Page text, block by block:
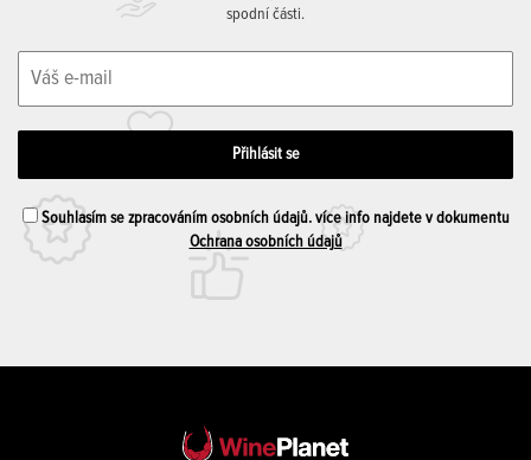
spodní části.
Souhlasím se zpracováním osobních údajů. více info najdete v dokumentu
Ochrana osobních údajů